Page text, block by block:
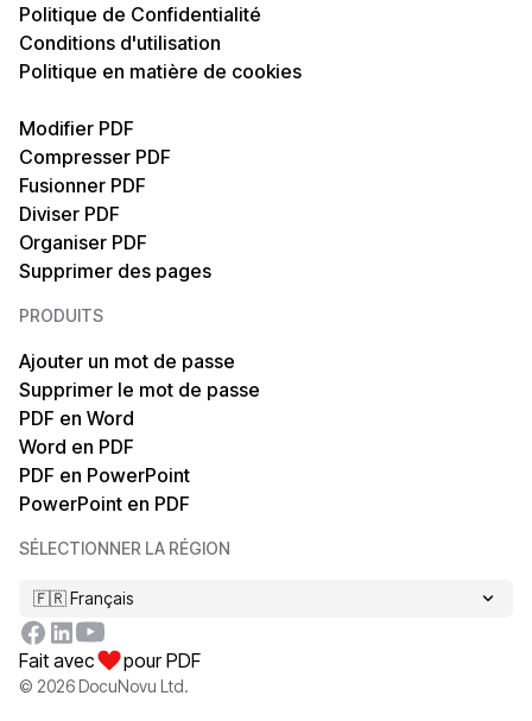
Modifier PDF
Compresser PDF
Fusionner PDF
Diviser PDF
Organiser PDF
Supprimer des pages
PRODUITS
Ajouter un mot de passe
Supprimer le mot de passe
PDF en Word
Word en PDF
PDF en PowerPoint
PowerPoint en PDF
Politique de Confidentialité
Conditions d'utilisation
Politique en matière de cookies
SÉLECTIONNER LA RÉGION
🇫🇷 Français
Fait avec pour PDF
© 2026DocuNovu Ltd.